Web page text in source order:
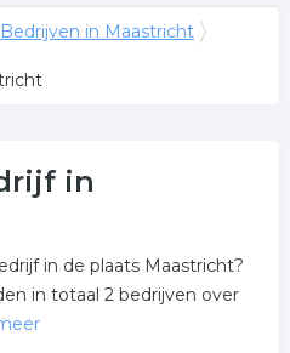
Bedrijven in Maastricht
in
in de plaats Maastricht?
in totaal 2 bedrijven over